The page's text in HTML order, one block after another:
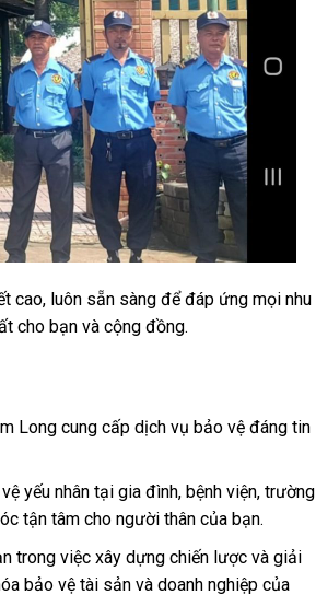
cao, luôn sẵn sàng để đáp ứng mọi nhu
cho bạn và cộng đồng.
Long cung cấp dịch vụ bảo vệ đáng tin
yếu nhân tại gia đình, bệnh viện, trường
tận tâm cho người thân của bạn.
trong việc xây dựng chiến lược và giải
bảo vệ tài sản và doanh nghiệp của